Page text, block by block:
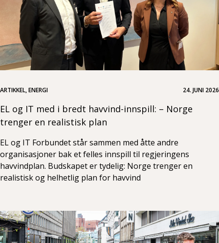
ARTIKKEL, ENERGI 24. JUNI 2026
EL og IT med i bredt havvind-innspill: – Norge
trenger en realistisk plan
EL og IT Forbundet står sammen med åtte andre
organisasjoner bak et felles innspill til regjeringens
havvindplan. Budskapet er tydelig: Norge trenger en
realistisk og helhetlig plan for havvind